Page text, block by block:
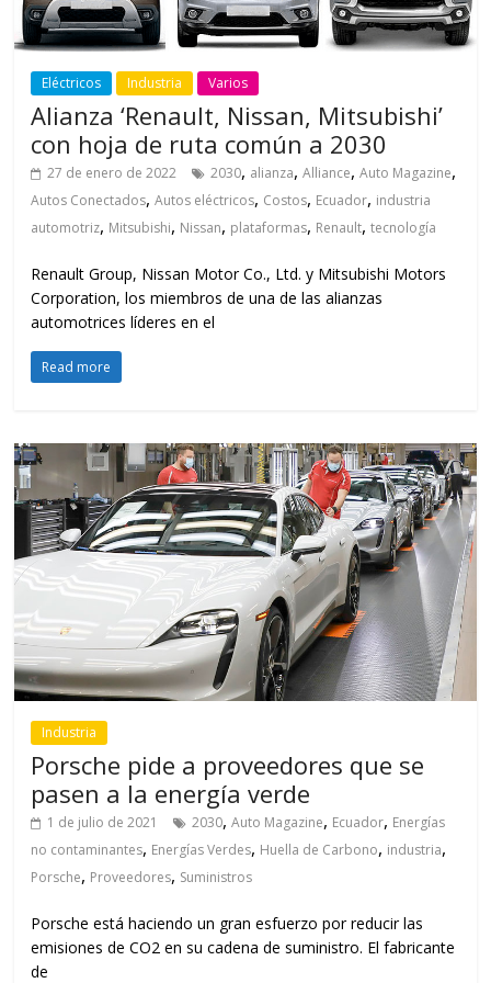
Eléctricos Industria Varios
Alianza ‘Renault, Nissan, Mitsubishi’
con hoja de ruta común a 2030
27 de enero de 2022 2030, alianza,Alliance,Auto Magazine,
Autos Conectados,Autos eléctricos, Costos, Ecuador, industria
automotriz, Mitsubishi, Nissan, plataformas, Renault,tecnología
Renault Group, Nissan Motor Co., Ltd. y Mitsubishi Motors
Corporation, los miembros de una de las alianzas
automotrices líderes en el
Read more
Industria
Porsche pide a proveedores que se
pasen a la energía verde
1 de julio de 2021 2030,Auto Magazine, Ecuador, Energías
no contaminantes, Energías Verdes, Huella de Carbono, industria,
Porsche, Proveedores, Suministros
Porsche está haciendo un gran esfuerzo por reducir las
emisiones de CO2 en su cadena de suministro. El fabricante
de